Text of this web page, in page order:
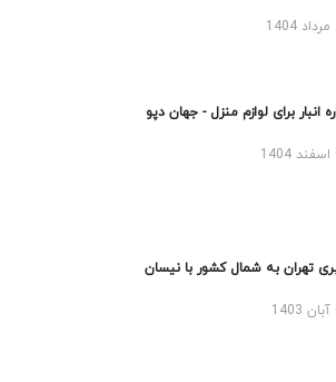
انبار برای لوازم منزل - جهان دپو
تهران به شمال کشور با نیسان